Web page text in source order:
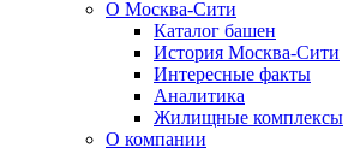
О Москва-Сити
Каталог башен
История Москва-Сити
Интересные факты
Аналитика
Жилищные комплексы
О компании